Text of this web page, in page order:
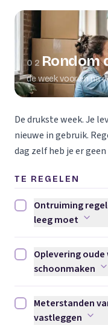
02 Rondom
de week voor en na
De drukste week. Je
nieuwe in gebruik.
dag zelf heb je er
TE REGELEN
Ontruiming regelen
Ontruiming
leeg moet
Oplevering oude
Oplevering
schoonmaken
Meterstanden van
Meterstanden
vastleggen